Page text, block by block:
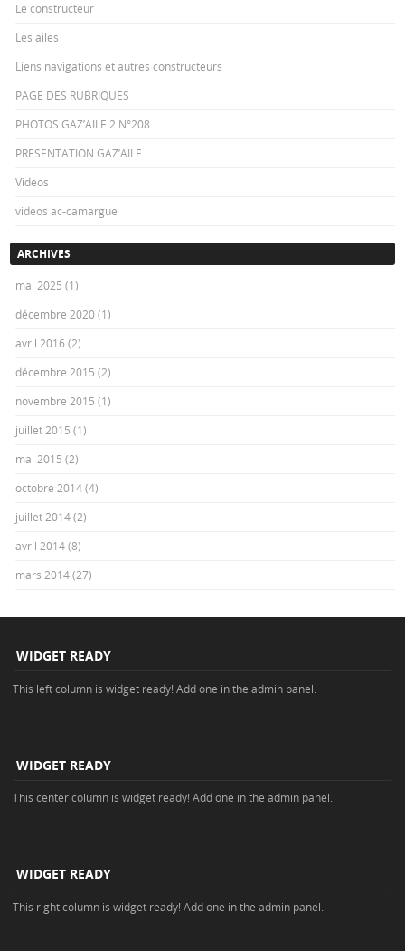
Le constructeur
Les ailes
Liens navigations et autres constructeurs
PAGE DES RUBRIQUES
PHOTOS GAZ’AILE 2 N°208
PRESENTATION GAZ’AILE
Videos
videos ac-camargue
ARCHIVES
mai 2025 (1)
décembre 2020(1)
avril 2016 (2)
décembre 2015 (2)
novembre 2015 (1)
juillet 2015 (1)
mai 2015 (2)
octobre 2014(4)
juillet 2014(2)
avril 2014(8)
mars 2014(27)
WIDGET READY
This left column is widget ready! Add one in the admin panel.
WIDGET READY
This center column is widget ready! Add one in the admin panel.
WIDGET READY
This right column is widget ready! Add one in the admin panel.